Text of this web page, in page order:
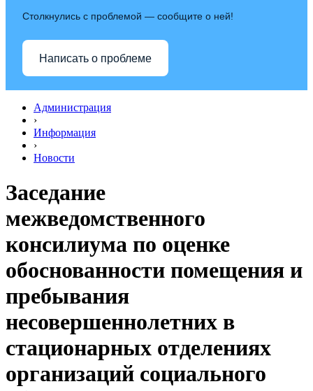
Столкнулись с проблемой — сообщите о ней!
Написать о проблеме
Администрация
›
Информация
›
Новости
Заседание
межведомственного
консилиума по оценке
обоснованности помещения и
пребывания
несовершеннолетних в
стационарных отделениях
организаций социального